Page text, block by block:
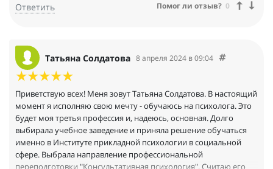
ответить на любые вопросы. Также хотелось бы отметить
слушателей. Благодарю за отличный, интересный,
наполненный курс!
Ответить Помог ли отзыв? 0
Татьяна Солдатова 8 апреля 2024 в 09:04
Приветствую всех! Меня зовут Татьяна Солдатова. В настоящий
момент я исполняю свою мечту - обучаюсь на психолога. Это
будет моя третья профессия и, надеюсь, основная. Долго
выбирала учебное заведение и приняла решение обучаться
именно в Институте прикладной психологии в социальной
сфере. Выбрала направление профессиональной
переподготовки "Консультативная психология". Считаю его